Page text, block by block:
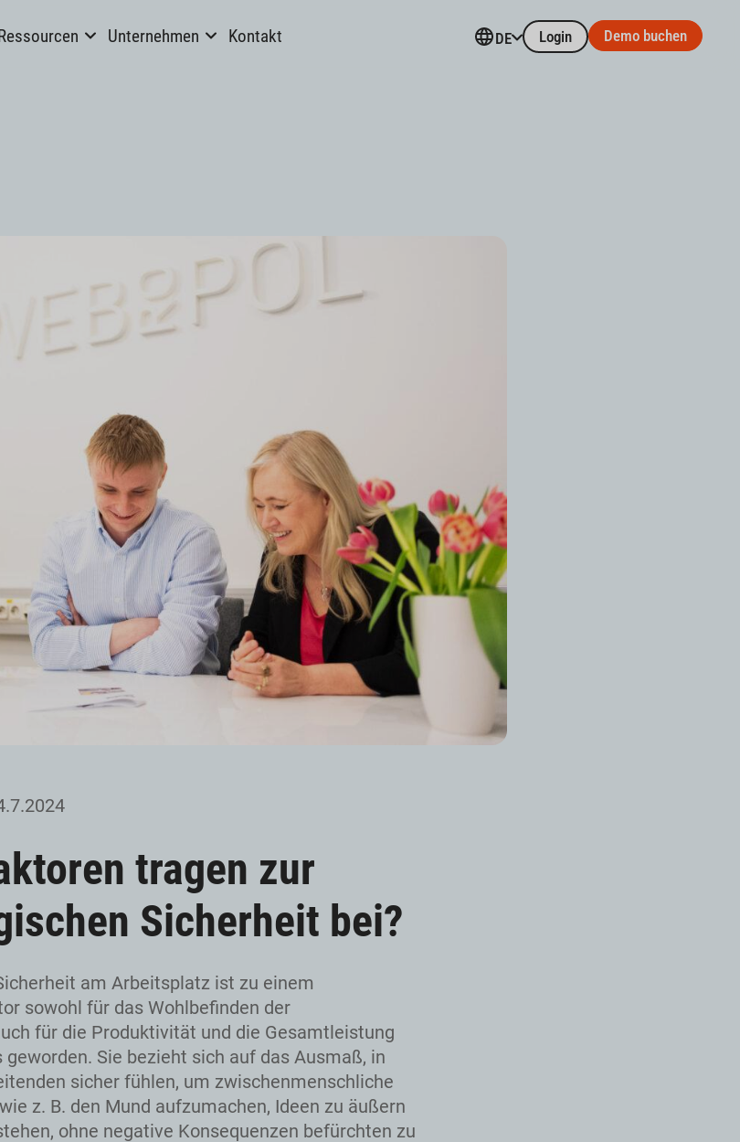
Unternehmen Kontakt DE Login Demo buchen
tragen zur
Sicherheit bei?
am Arbeitsplatz ist zu einem
sowohl für das Wohlbefinden der
für die Produktivität und die Gesamtleistung
Sie bezieht sich auf das Ausmaß, in
sicher fühlen, um zwischenmenschliche
z. B. den Mund aufzumachen, Ideen zu äußern
ohne negative Konsequenzen befürchten zu